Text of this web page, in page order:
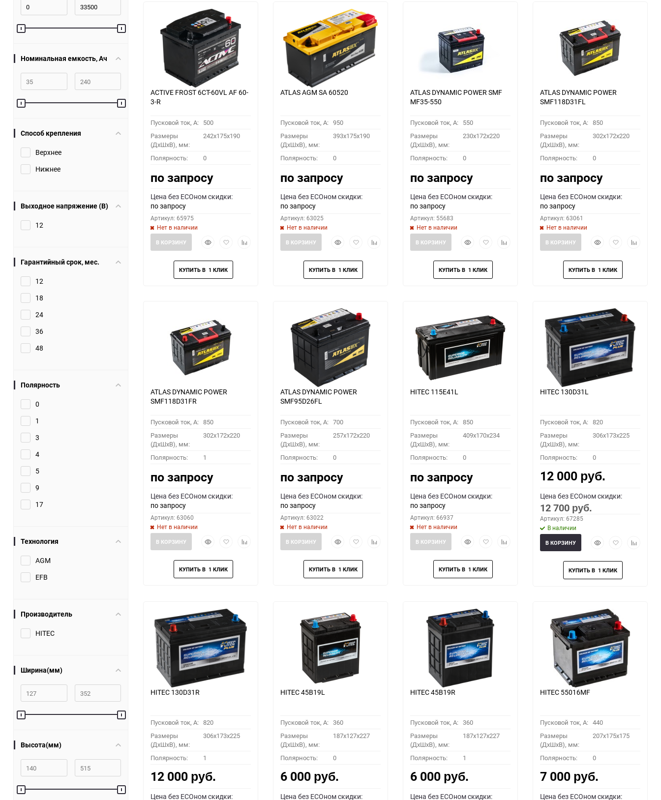
Номинальная емкость, Ач
Способ крепления
Верхнее
Нижнее
Выходное напряжение (В)
12
Гарантийный срок, мес.
12
18
24
36
48
Полярность
0
1
3
4
5
9
17
Технология
AGM
EFB
Производитель
HITEC
Ширина(мм)
Высота(мм)
30
60
90
150
ACTIVE FROST 6СТ-60VL АF 60-
3-R
Пусковой ток, A: 500
Размеры
(ДхШхВ), мм:
242x175x190
Полярность: 0
по запросу
Цена без ECOном скидки:
по запросу
Артикул: 65975
Нет в наличии
БыстрыйДобавить
избранное
Добавить
В КОРЗИНУ
ATLAS AGM SA 60520
Пусковой ток, A: 950
Размеры
(ДхШхВ), мм:
393x175x190
Полярность: 0
по запросу
Цена без ECOном скидки:
по запросу
Артикул: 63025
Нет в наличии
БыстрыйДобавить
избранное
Добавить
В КОРЗИНУ
ATLAS DYNAMIC POWER SMF
MF35-550
Пусковой ток, A: 550
Размеры
(ДхШхВ), мм:
230x172x220
Полярность: 0
по запросу
Цена без ECOном скидки:
по запросу
Артикул: 55683
Нет в наличии
БыстрыйДобавить
избранное
Добавить
В КОРЗИНУ
ATLAS DYNAMIC POWER
SMF118D31FL
Пусковой ток, A: 850
Размеры
(ДхШхВ), мм:
302x172x220
Полярность: 0
по запросу
Цена без ECOном скидки:
по запросу
Артикул: 63061
Нет в наличии
БыстрыйДобавить
избранное
Добавить
В КОРЗИНУ
ATLAS DYNAMIC POWER
SMF118D31FR
Пусковой ток, A: 850
Размеры
(ДхШхВ), мм:
302x172x220
Полярность: 1
по запросу
Цена без ECOном скидки:
по запросу
Артикул: 63060
Нет в наличии
БыстрыйДобавить
избранное
Добавить
В КОРЗИНУ
ATLAS DYNAMIC POWER
SMF95D26FL
Пусковой ток, A: 700
Размеры
(ДхШхВ), мм:
257x172x220
Полярность: 0
по запросу
Цена без ECOном скидки:
по запросу
Артикул: 63022
Нет в наличии
БыстрыйДобавить
избранное
Добавить
В КОРЗИНУ
HITEC 115E41L
Пусковой ток, A: 850
Размеры
(ДхШхВ), мм:
409x170x234
Полярность: 0
по запросу
Цена без ECOном скидки:
по запросу
Артикул: 66937
Нет в наличии
БыстрыйДобавить
избранное
Добавить
В КОРЗИНУ
HITEC 130D31L
Пусковой ток, A: 820
Размеры
(ДхШхВ), мм:
306x173x225
Полярность: 0
12 000 руб.
Цена без ECOном скидки:
12 700 руб.
Артикул: 67285
В наличии
БыстрыйДобавить
избранное
Добавить
В КОРЗИНУ
HITEC 130D31R
Пусковой ток, A: 820
Размеры
(ДхШхВ), мм:
306x173x225
Полярность: 1
12 000 руб.
Цена без ECOном скидки:
HITEC 45B19L
Пусковой ток, A: 360
Размеры
(ДхШхВ), мм:
187x127x227
Полярность: 0
6 000 руб.
Цена без ECOном скидки:
HITEC 45B19R
Пусковой ток, A: 360
Размеры
(ДхШхВ), мм:
187x127x227
Полярность: 1
6 000 руб.
Цена без ECOном скидки:
HITEC 55016MF
Пусковой ток, A: 440
Размеры
(ДхШхВ), мм:
207x175x175
Полярность: 0
7 000 руб.
Цена без ECOном скидки: